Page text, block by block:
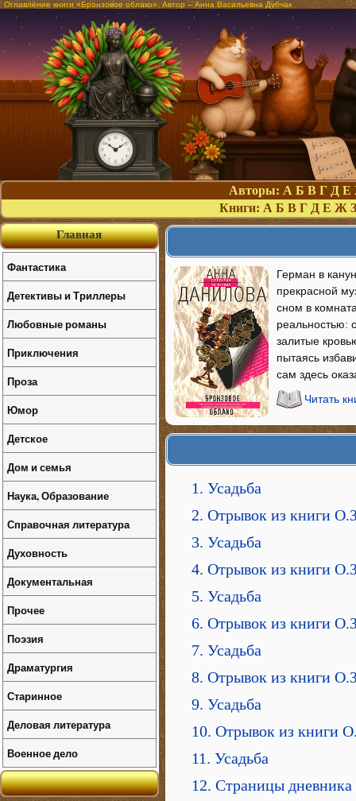
Оглавление книги «Бронзовое облако». Автор – Анна Васильевна Дубчак
Авторы: А Б В Г Д Е
Книги: А Б В Г Д Е Ж З
Герман в
прекрасной
сном в
реальностью:
залитые
пытаясь
сам здесь
Читать
1. Усадьба
2. Отрывок из книги
3. Усадьба
4. Отрывок из книги
5. Усадьба
6. Отрывок из книги
7. Усадьба
8. Отрывок из книги
9. Усадьба
10. Отрывок из книги
11. Усадьба
12. Страницы
Главная
Фантастика
Детективы и Триллеры
Любовные романы
Приключения
Проза
Юмор
Детское
Дом и семья
Наука, Образование
Справочная литература
Духовность
Документальная
Прочее
Поэзия
Драматургия
Старинное
Деловая литература
Военное дело